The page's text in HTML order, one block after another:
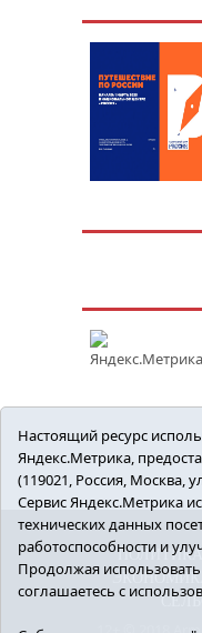
ПОЛИТИКА
Настоящий ресурс
Яндекс.Метрика,
(119021, Россия, Москва,
Сервис Яндекс.Метрика
технических данных
работоспособности и
Продолжая
соглашаетесь с